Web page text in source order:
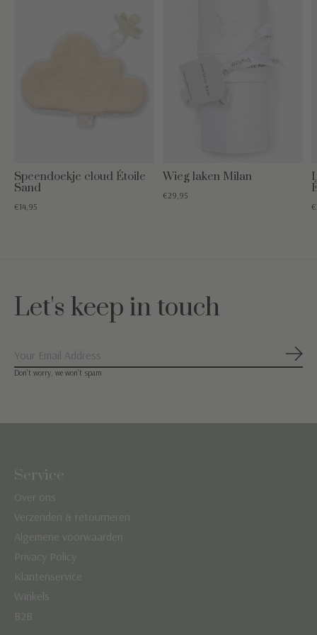
Speendoekje cloud Étoile
Sand
€14,95
Wieg laken Milan
€29,95
Let's keep in touch
Don’t worry, we won’t spam
Service
Over ons
Verzenden & retourneren
Algemene voorwaarden
Privacy Policy
Klantenservice
Winkels
B2B